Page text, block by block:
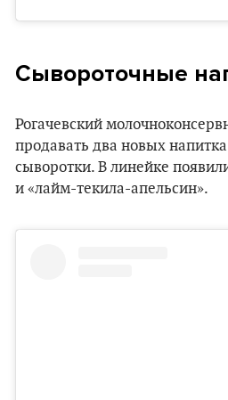
Сывороточные
Рогачевский
продавать два новых
сыворотки. В линейке
и «лайм-текила-апельсин».